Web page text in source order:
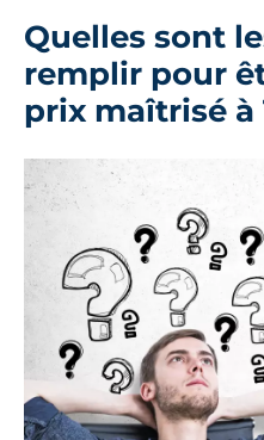
Quelles sont
remplir pour
prix maîtrisé à